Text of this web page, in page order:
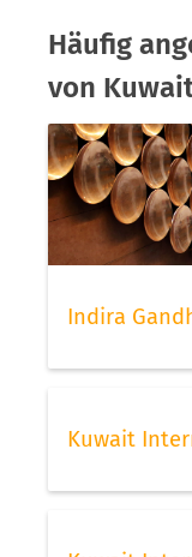
Häufig
von
Indira
Kuwait